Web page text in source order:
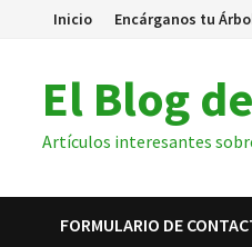
Inicio Encárganos tu
El Blog
Artículos interesantes
FORMULARIO DE